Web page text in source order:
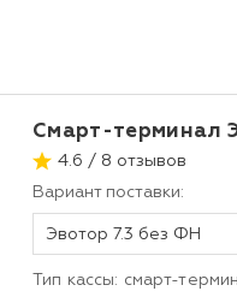
Смарт-терминал
4.6 / 8 отзывов
Вариант поставки:
Эвотор 7.3 без ФН
Тип кассы: смарт-